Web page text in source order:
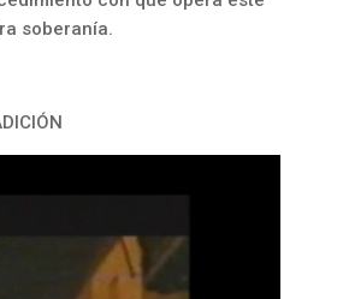
soberanía.